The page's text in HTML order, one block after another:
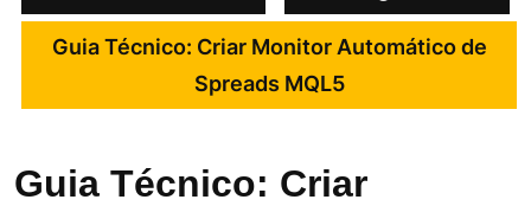
Guia Técnico: Criar Monitor Automático de
Spreads MQL5
Guia Técnico: Criar